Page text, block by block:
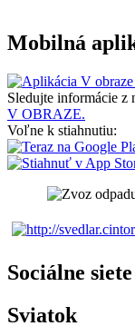
Mobilná
Sledujte informácie z
V OBRAZE.
Voľne k stiahnutiu:
Sociálne siete
Sviatok